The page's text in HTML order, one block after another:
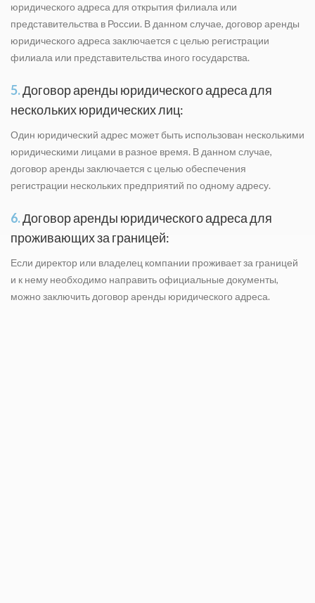
юридического адреса для открытия филиала или
представительства в России. В данном случае, договор аренды
юридического адреса заключается с целью регистрации
филиала или представительства иного государства.
5.Договор аренды юридического адреса для
нескольких юридических лиц:
Один юридический адрес может быть использован несколькими
юридическими лицами в разное время. В данном случае,
договор аренды заключается с целью обеспечения
регистрации нескольких предприятий по одному адресу.
6.Договор аренды юридического адреса для
проживающих за границей:
Если директор или владелец компании проживает за границей
и к нему необходимо направить официальные документы,
можно заключить договор аренды юридического адреса.